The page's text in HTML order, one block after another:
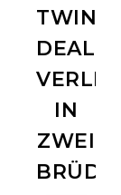
TWIN
DEAL:
IN
ZWEI